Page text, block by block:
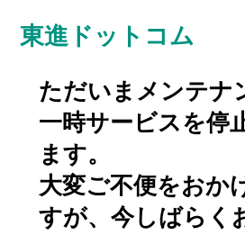
東進ドットコム
ただいまメンテナ
一時サービスを停
ます。
大変ご不便をおか
すが、今しばらく